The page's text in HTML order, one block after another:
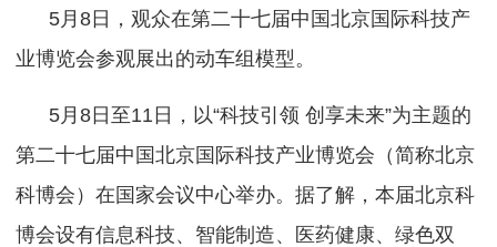
5月8日，观众在第二十七届中国北京国际科技产
业博览会参观展出的动车组模型。
5月8日至11日，以“科技引领 创享未来”为主题的
第二十七届中国北京国际科技产业博览会（简称北京
科博会）在国家会议中心举办。据了解，本届北京科
博会设有信息科技、智能制造、医药健康、绿色双